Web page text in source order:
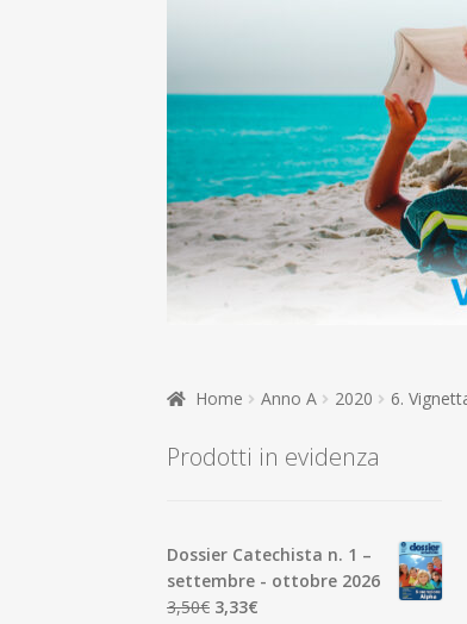
Home Anno A 2020 6.
Prodotti in evidenza
Dossier Catechista n. 1 –
settembre - ottobre 2026
3,50€ Il
3,33€